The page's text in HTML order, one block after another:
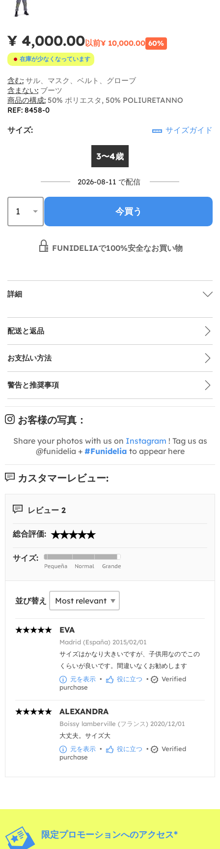
¥ 4,000.00以前¥ 10,000.00 60%
在庫が少なくなっています
含む: サル、マスク、ベルト、グローブ
含まない: ブーツ
商品の構成: 50% ポリエスタ, 50% POLIURETANNO
REF: 8458-0
サイズ: サイズガイド
3〜4歳
2026-08-11 で配信
今買う
FUNIDELIAで100%安全なお買い物
詳細
配送と返品
お支払い方法
警告と推奨事項
お客様の写真：
Share your photos with us on Instagram ! Tag us as
@funidelia + #Funidelia to appear here
カスタマーレビュー:
レビュー 2
総合評価:
サイズ:
並び替え
EVA
Madrid (España) 2015/02/01
サイズはかなり大きいですが、子供用なのでこの
くらいが良いです。間違いなくお勧めします
元を表示 • 役に立つ •
Verified
purchase
ALEXANDRA
Boissy lamberville (フランス) 2020/12/01
大丈夫。サイズ大
元を表示 • 役に立つ •
Verified
purchase
限定プロモーションへのアクセス*